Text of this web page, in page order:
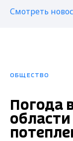
Смотреть
ОБЩЕСТВО
Погода